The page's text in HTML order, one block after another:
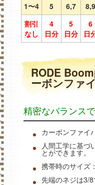
1〜4
5 6,7 8,9
割引
なし
4
日分
5
日分
6
日
RODE
ーボンファ
精密なバランス
カーボンファイ
人間工学に基づ
とができます。
携帯時のサイズ
先端のネジは3/8